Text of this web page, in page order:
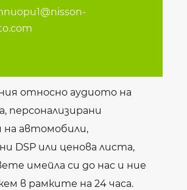
относно аудиото на
персонализирани
на автомобили,
DSP или ценова листа,
имейла си до нас и ние
в рамките на 24 часа.